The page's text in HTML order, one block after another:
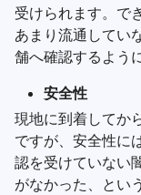
受けられます。で
あまり流通してい
舗へ確認するよう
安全性
現地に到着してか
ですが、安全性に
認を受けていない
がなかった、とい